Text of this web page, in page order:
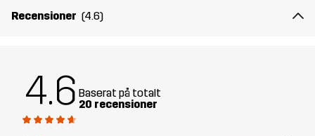
funktioner inkluderar fästöglor, elastiska snoddar för att fästa
kan det avtagbara topplocket användas som midjeväska eller
axelremsväska.
Ett Backpack Raincover kommer med ryggsäcken.
Recensioner (4.6)
4.6 Baserat på totalt
20 recensioner